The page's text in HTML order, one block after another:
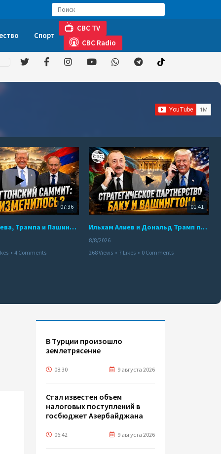
Спорт
CBC TV
CBC Radio
07:36
Встреча Алиева, Трампа и Пашиняна: главные договоренности и их значение для региона
• 4 Comments
01:41
Ильхам Алиев и Дональд Трамп провели телефонный разговор
8/8/2026
268 Views • 7 Likes • 0 Comments
В Турции произошло
землетрясение
08:30 9 августа 2026
Стал известен объем
налоговых поступлений в
госбюджет Азербайджана
06:42 9 августа 2026